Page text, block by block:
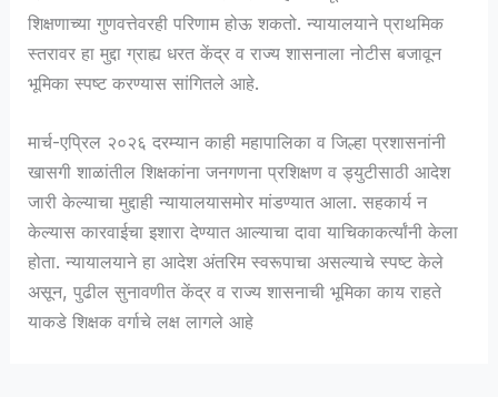
शिक्षणाच्या गुणवत्तेवरही परिणाम होऊ शकतो. न्यायालयाने प्राथमिक
स्तरावर हा मुद्दा ग्राह्य धरत केंद्र व राज्य शासनाला नोटीस बजावून
भूमिका स्पष्ट करण्यास सांगितले आहे.
मार्च-एप्रिल २०२६ दरम्यान काही महापालिका व जिल्हा प्रशासनांनी
खासगी शाळांतील शिक्षकांना जनगणना प्रशिक्षण व ड्युटीसाठी आदेश
जारी केल्याचा मुद्दाही न्यायालयासमोर मांडण्यात आला. सहकार्य न
केल्यास कारवाईचा इशारा देण्यात आल्याचा दावा याचिकाकर्त्यांनी केला
होता. न्यायालयाने हा आदेश अंतरिम स्वरूपाचा असल्याचे स्पष्ट केले
असून, पुढील सुनावणीत केंद्र व राज्य शासनाची भूमिका काय राहते
याकडे शिक्षक वर्गाचे लक्ष लागले आहे